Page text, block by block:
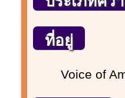
ที่อยู่
Voice of